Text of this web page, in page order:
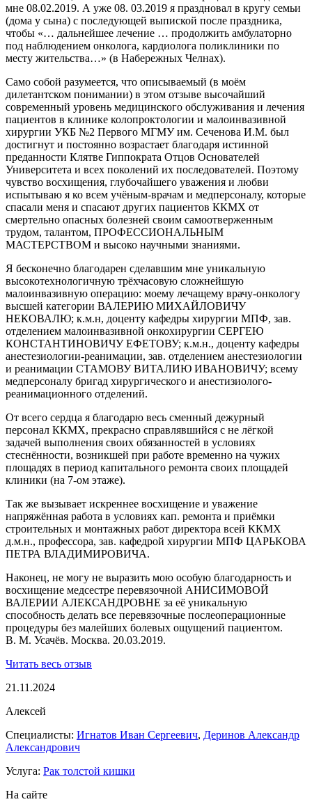
мне 08.02.2019. А уже 08. 03.2019 я праздновал в кругу семьи
(дома у сына) с последующей выпиской после праздника,
чтобы «… дальнейшее лечение … продолжить амбулаторно
под наблюдением онколога, кардиолога поликлиники по
месту жительства…» (в Набережных Челнах).
Само собой разумеется, что описываемый (в моём
дилетантском понимании) в этом отзыве высочайший
современный уровень медицинского обслуживания и лечения
пациентов в клинике колопроктологии и малоинвазивной
хирургии УКБ №2 Первого МГМУ им. Сеченова И.М. был
достигнут и постоянно возрастает благодаря истинной
преданности Клятве Гиппократа Отцов Основателей
Университета и всех поколений их последователей. Поэтому
чувство восхищения, глубочайшего уважения и любви
испытываю я ко всем учёным-врачам и медперсоналу, которые
спасали меня и спасают других пациентов ККМХ от
смертельно опасных болезней своим самоотверженным
трудом, талантом, ПРОФЕССИОНАЛЬНЫМ
МАСТЕРСТВОМ и высоко научными знаниями.
Я бесконечно благодарен сделавшим мне уникальную
высокотехнологичную трёхчасовую сложнейшую
малоинвазивную операцию: моему лечащему врачу-онкологу
высшей категории ВАЛЕРИЮ МИХАЙЛОВИЧУ
НЕКОВАЛЮ; к.м.н, доценту кафедры хирургии МПФ, зав.
отделением малоинвазивной онкохирургии СЕРГЕЮ
КОНСТАНТИНОВИЧУ ЕФЕТОВУ; к.м.н., доценту кафедры
анестезиологии-реанимации, зав. отделением анестезиологии
и реанимации СТАМОВУ ВИТАЛИЮ ИВАНОВИЧУ; всему
медперсоналу бригад хирургического и анестизиолого-
реанимационного отделений.
От всего сердца я благодарю весь сменный дежурный
персонал ККМХ, прекрасно справлявшийся с не лёгкой
задачей выполнения своих обязанностей в условиях
стеснённости, возникшей при работе временно на чужих
площадях в период капитального ремонта своих площадей
клиники (на 7-ом этаже).
Так же вызывает искреннее восхищение и уважение
напряжённая работа в условиях кап. ремонта и приёмки
строительных и монтажных работ директора всей ККМХ
д.м.н., профессора, зав. кафедрой хирургии МПФ ЦАРЬКОВА
ПЕТРА ВЛАДИМИРОВИЧА.
Наконец, не могу не выразить мою особую благодарность и
восхищение медсестре перевязочной АНИСИМОВОЙ
ВАЛЕРИИ АЛЕКСАНДРОВНЕ за её уникальную
способность делать все перевязочные послеоперационные
процедуры без малейших болевых ощущений пациентом.
В. М. Усачёв. Москва. 20.03.2019.
Читать весь отзыв
21.11.2024
Алексей
Специалисты: Игнатов Иван Сергеевич, Деринов Александр
Александрович
Услуга: Рак толстой кишки
На сайте